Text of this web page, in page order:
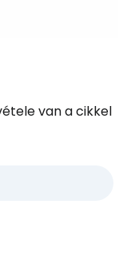
van a cikkel